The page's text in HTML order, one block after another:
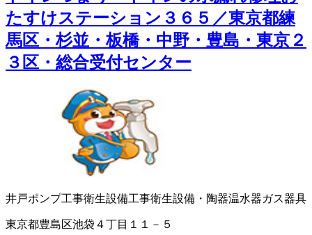
たすけステーション３６５／東京都練
馬区・杉並・板橋・中野・豊島・東京２
３区・総合受付センター
井戸ポンプ工事衛生設備工事衛生設備・陶器温水器ガス器具
東京都豊島区池袋４丁目１１－５